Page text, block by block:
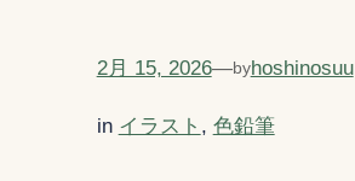
2月 15, 2026—byhoshinosuu
in イラスト , 色鉛筆